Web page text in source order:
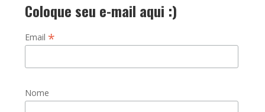
Coloque seu e-mail aqui :)
Email *
Nome